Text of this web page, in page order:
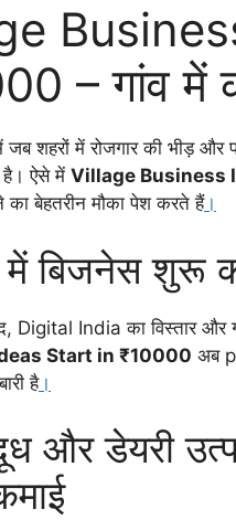
– गांव में
शहरों में रोजगार की भीड़ और
है। ऐसे में Village Business
का बेहतरीन मौका पेश करते हैं।
में बिजनेस शुरू
Digital India का विस्तार और
Start in ₹10000 अब
है।
और डेयरी